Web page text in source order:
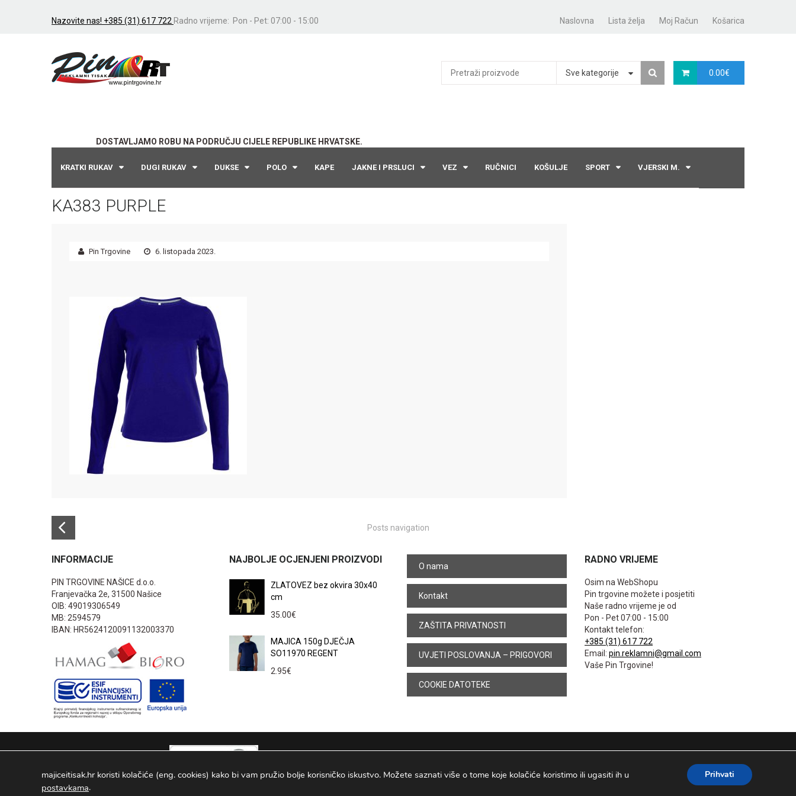
Nazovite nas! +385 (31) 617 722 Radno vrijeme: Pon - Pet: 07:00 - 15:00 Naslovna Lista želja Moj Račun Košarica
DOSTAVLJAMO ROBU NA PODRUČJU CIJELE REPUBLIKE HRVATSKE.
0.00€
Sve kategorije
KRATKI RUKAV DUGI RUKAV DUKSE POLO KAPE JAKNE I PRSLUCI VEZ RUČNICI KOŠULJE SPORT VJERSKI M.
KA383 PURPLE
Pin Trgovine 6. listopada 2023.
Posts navigation
INFORMACIJE
PIN TRGOVINE NAŠICE d.o.o.
Franjevačka 2e, 31500 Našice
OIB: 49019306549
MB: 2594579
IBAN: HR5624120091132003370
NAJBOLJE OCJENJENI PROIZVODI
ZLATOVEZ bez okvira 30x40
cm
35.00€
MAJICA 150g DJEČJA
SO11970 REGENT
2.95€
O nama
Kontakt
ZAŠTITA PRIVATNOSTI
UVJETI POSLOVANJA – PRIGOVORI
COOKIE DATOTEKE
RADNO VRIJEME
Osim na WebShopu
Pin trgovine možete i posjetiti
Naše radno vrijeme je od
Pon - Pet 07:00 - 15:00
Kontakt telefon:
+385 (31) 617 722
Email: pin.reklamni@gmail.com
Vaše Pin Trgovine!
PIN TRGOVINE
majiceitisak.hr koristi kolačiće (eng. cookies) kako bi vam pružio bolje korisničko iskustvo. Možete saznati više o tome koje kolačiće koristimo ili ugasiti ih u
postavkama.
Prihvati